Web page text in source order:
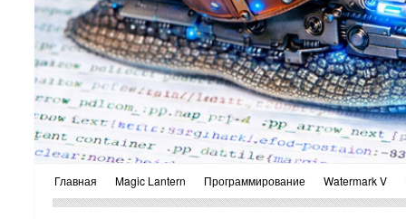
Главная Magic Lantern Программирование Watermark V